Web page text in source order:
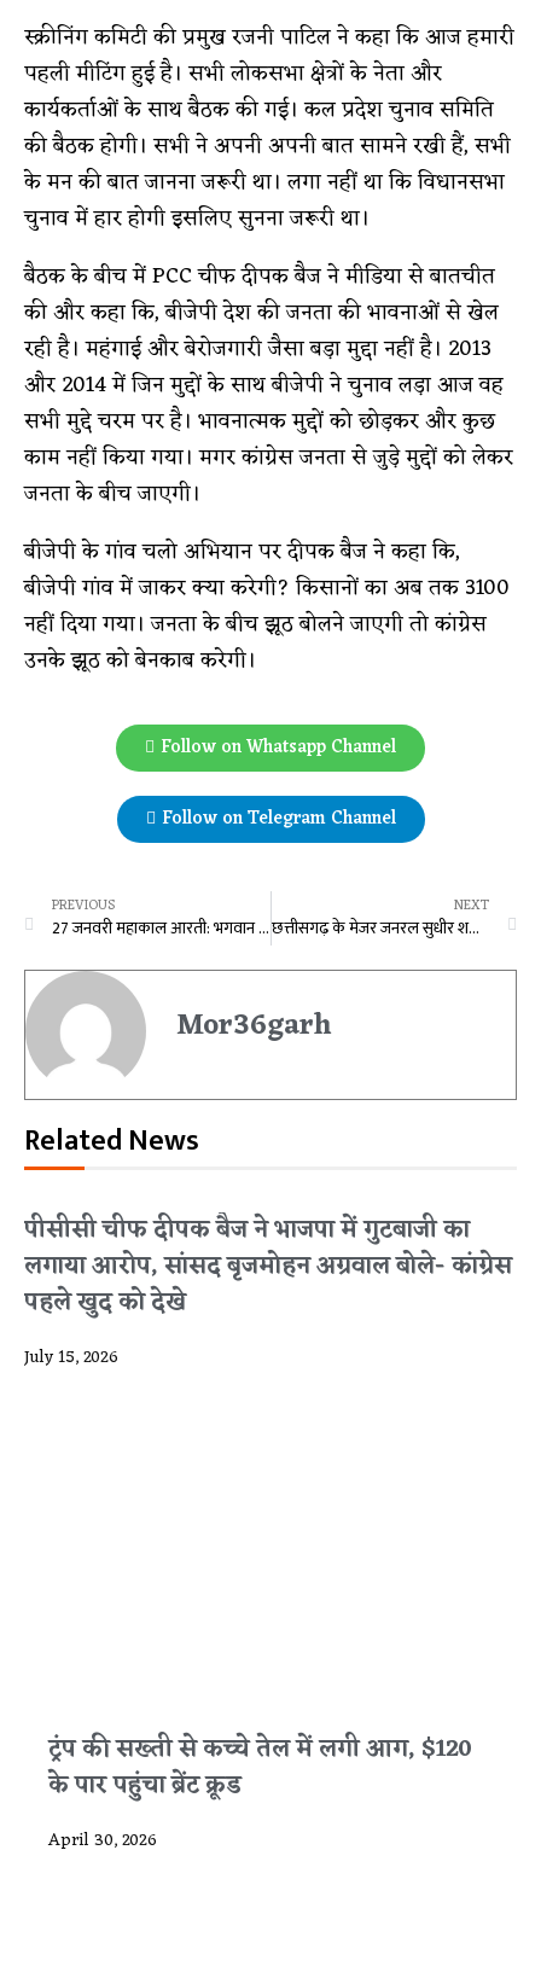
स्क्रीनिंग कमिटी की प्रमुख रजनी पाटिल ने कहा कि आज हमारी
पहली मीटिंग हुई है। सभी लोकसभा क्षेत्रों के नेता और
कार्यकर्ताओं के साथ बैठक की गई। कल प्रदेश चुनाव समिति
की बैठक होगी। सभी ने अपनी अपनी बात सामने रखी हैं, सभी
के मन की बात जानना जरूरी था। लगा नहीं था कि विधानसभा
चुनाव में हार होगी इसलिए सुनना जरूरी था।
बैठक के बीच में PCC चीफ दीपक बैज ने मीडिया से बातचीत
की और कहा कि, बीजेपी देश की जनता की भावनाओं से खेल
रही है। महंगाई और बेरोजगारी जैसा बड़ा मुद्दा नहीं है। 2013
और 2014 में जिन मुद्दों के साथ बीजेपी ने चुनाव लड़ा आज वह
सभी मुद्दे चरम पर है। भावनात्मक मुद्दों को छोड़कर और कुछ
काम नहीं किया गया। मगर कांग्रेस जनता से जुड़े मुद्दों को लेकर
जनता के बीच जाएगी।
बीजेपी के गांव चलो अभियान पर दीपक बैज ने कहा कि,
बीजेपी गांव में जाकर क्या करेगी? किसानों का अब तक 3100
नहीं दिया गया। जनता के बीच झूठ बोलने जाएगी तो कांग्रेस
उनके झूठ को बेनकाब करेगी।
Follow on Whatsapp Channel
Follow on Telegram Channel
PREVIOUS
27 जनवरी महाकाल आरती: भगवान महाकालेश्वर का दिव्य श्रृंगार, घर बैठे यहां कीजिए दर्शन
NEXT
छत्तीसगढ़ के मेजर जनरल सुधीर शर्मा सेना पदक से तीसरी बार सम्मानित किये गए
Mor36garh
Related News
पीसीसी चीफ दीपक बैज ने भाजपा में गुटबाजी का
लगाया आरोप, सांसद बृजमोहन अग्रवाल बोले- कांग्रेस
पहले खुद को देखे
July 15, 2026
ट्रंप की सख्ती से कच्चे तेल में लगी आग, $120
के पार पहुंचा ब्रेंट क्रूड
April 30, 2026